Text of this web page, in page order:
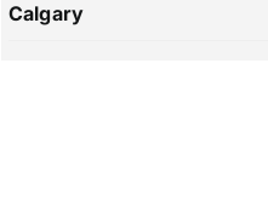
Calgary